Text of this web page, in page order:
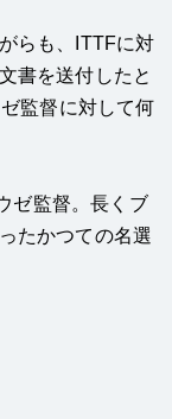
らも、ITTFに対
書を送付したと
監督に対して何
ゼ監督。長くブ
たかつての名選